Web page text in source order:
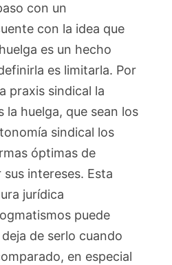
con un
con la idea que
es un hecho
es limitarla. Por
praxis sindical la
la huelga, que sean los
sindical los
óptimas de
intereses. Esta
jurídica
puede
de serlo cuando
en especial